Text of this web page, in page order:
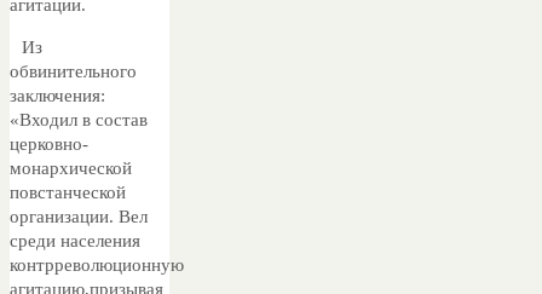
агитации.
Из
обвинительного
заключения:
«Входил в состав
церковно-
монархической
повстанческой
организации. Вел
среди населения
контрреволюционную
агитацию,призывая